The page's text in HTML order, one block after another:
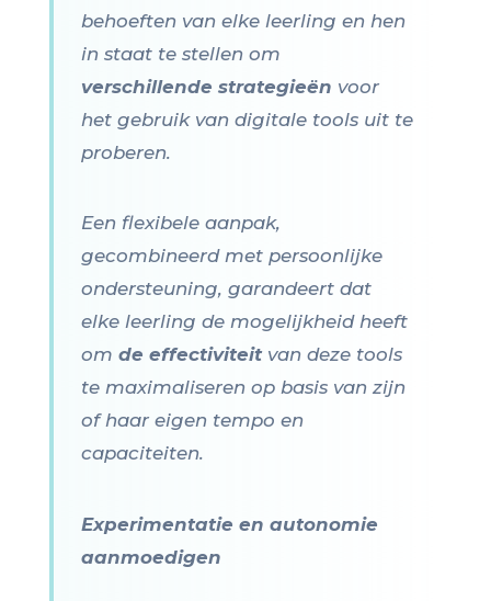
behoeften van elke leerling en hen
in staat te stellen om
verschillende strategieën voor
het gebruik van digitale tools uit te
proberen.
Een flexibele aanpak,
gecombineerd met persoonlijke
ondersteuning, garandeert dat
elke leerling de mogelijkheid heeft
om de effectiviteitvan deze tools
te maximaliseren op basis van zijn
of haar eigen tempo en
capaciteiten.
Experimentatie en autonomie
aanmoedigen